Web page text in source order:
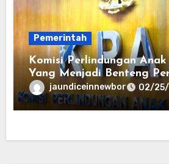
Pemerintah
Komisi Perlindungan
Yang Menjadi Benteng
bagi Generasi Penerus
jaundiceinnewbor 02/